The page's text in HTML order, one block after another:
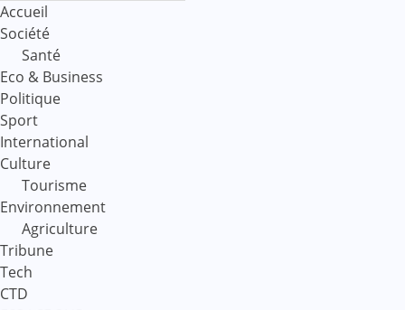
Accueil
Société
Santé
Eco & Business
Politique
Sport
International
Culture
Tourisme
Environnement
Agriculture
Tribune
Tech
CTD